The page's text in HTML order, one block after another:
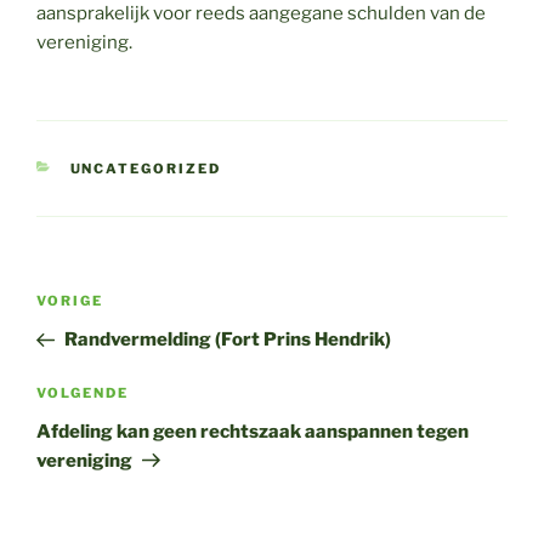
aansprakelijk voor reeds aangegane schulden van de
vereniging.
CATEGORIEËN
UNCATEGORIZED
Bericht
Vorig
bericht
VORIGE
Randvermelding (Fort Prins Hendrik)
Volgend
bericht
VOLGENDE
Afdeling kan geen rechtszaak aanspannen tegen
vereniging